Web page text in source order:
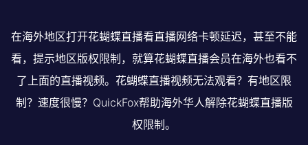
在海外地区打开花蝴蝶直播看直播网络卡顿延迟，甚至不能
看，提示地区版权限制，就算花蝴蝶直播会员在海外也看不
了上面的直播视频。花蝴蝶直播视频无法观看？有地区限
制？速度很慢？QuickFox帮助海外华人解除花蝴蝶直播版
权限制。